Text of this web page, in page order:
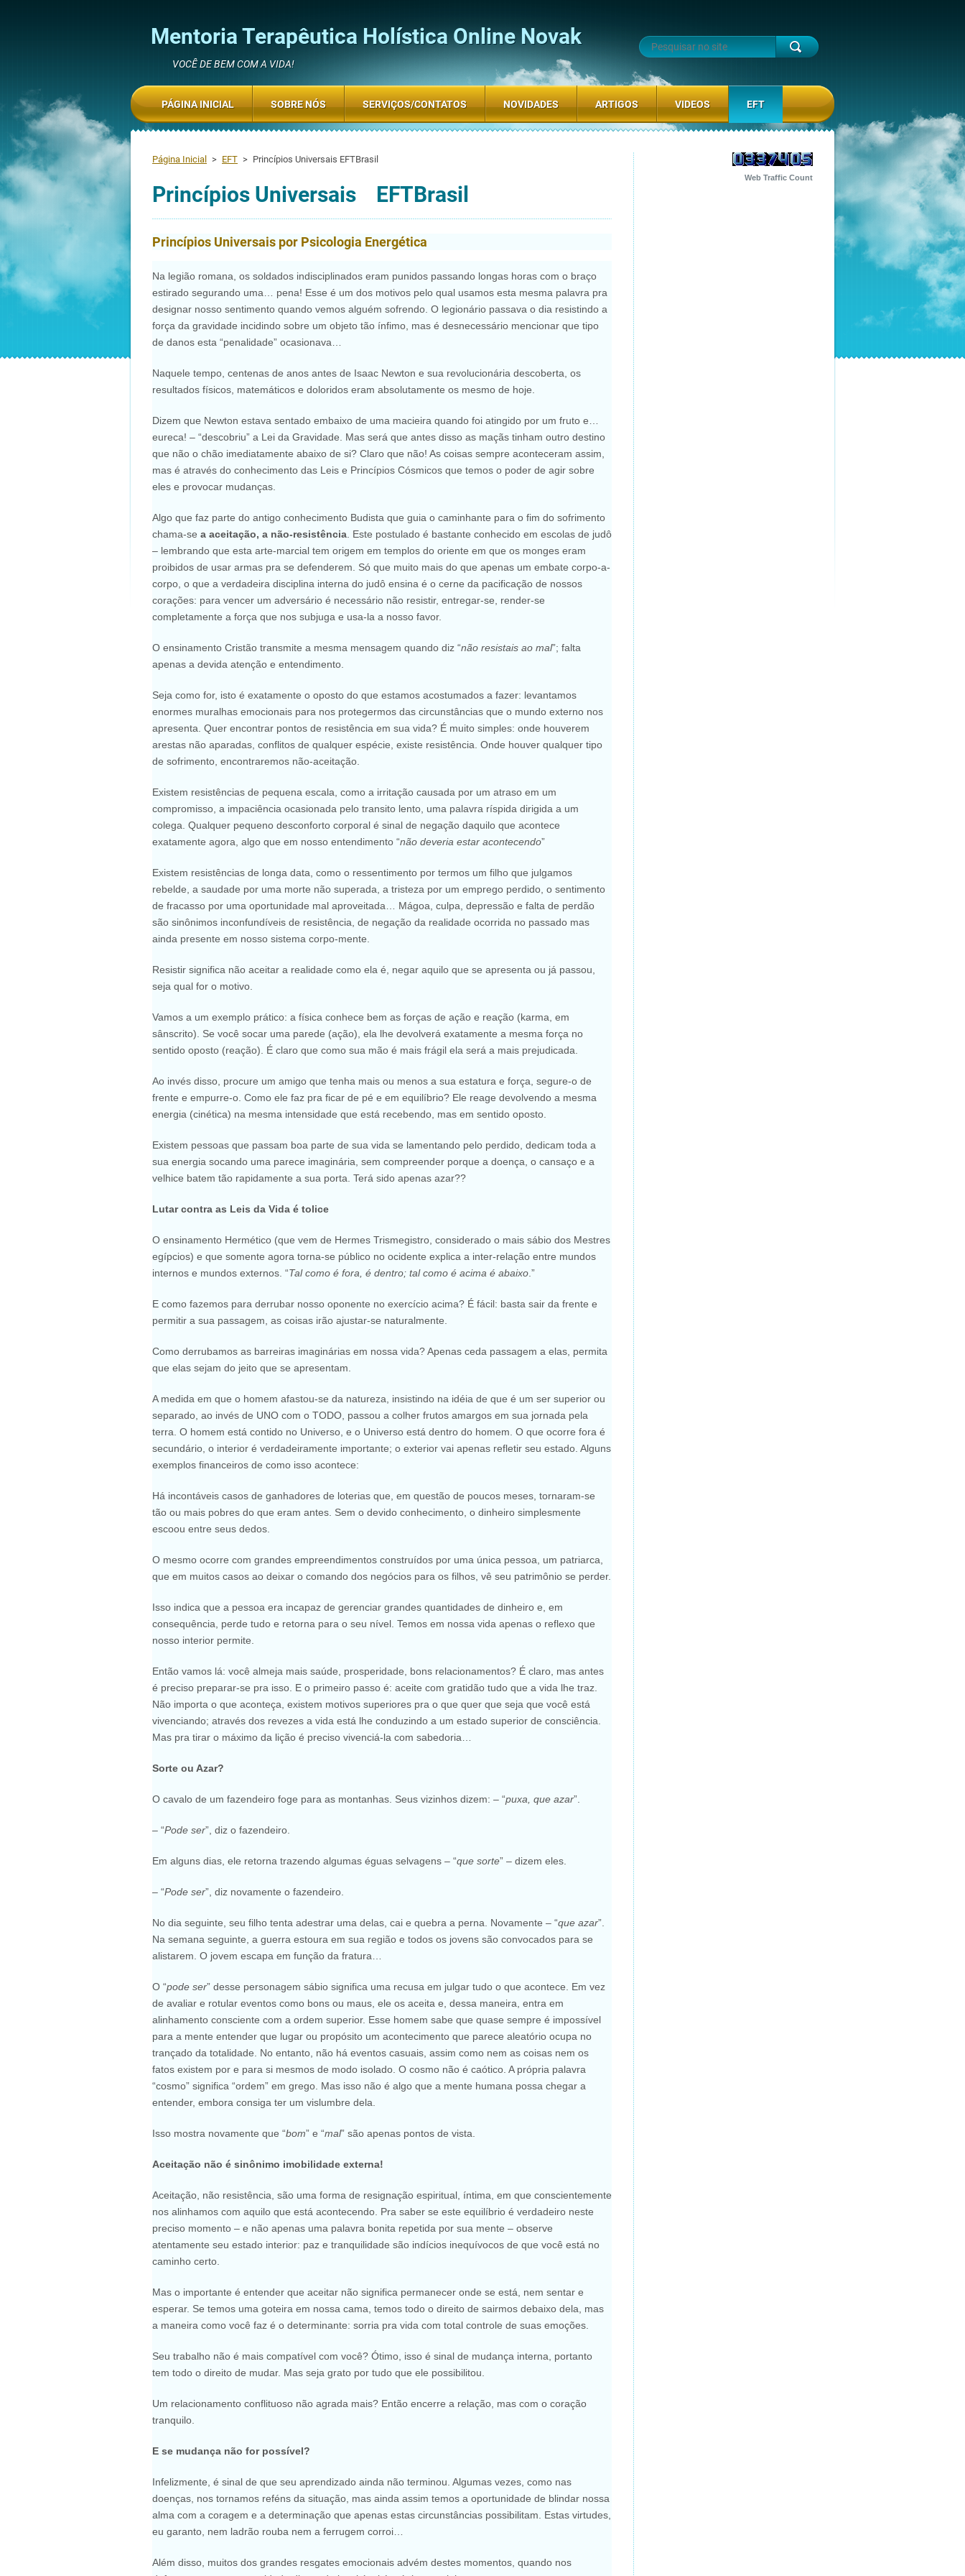
Mentoria Terapêutica Holística Online Novak
VOCÊ DE BEM COM A VIDA!
Página Inicial > EFT > Princípios Universais EFTBrasil
Princípios Universais EFTBrasil
Princípios Universais por Psicologia Energética
Na legião romana, os soldados indisciplinados eram punidos passando longas horas com o braço
estirado segurando uma… pena! Esse é um dos motivos pelo qual usamos esta mesma palavra pra
designar nosso sentimento quando vemos alguém sofrendo. O legionário passava o dia resistindo a
força da gravidade incidindo sobre um objeto tão ínfimo, mas é desnecessário mencionar que tipo
de danos esta “penalidade” ocasionava…
Naquele tempo, centenas de anos antes de Isaac Newton e sua revolucionária descoberta, os
resultados físicos, matemáticos e doloridos eram absolutamente os mesmo de hoje.
Dizem que Newton estava sentado embaixo de uma macieira quando foi atingido por um fruto e…
eureca! – “descobriu” a Lei da Gravidade. Mas será que antes disso as maçãs tinham outro destino
que não o chão imediatamente abaixo de si? Claro que não! As coisas sempre aconteceram assim,
mas é através do conhecimento das Leis e Princípios Cósmicos que temos o poder de agir sobre
eles e provocar mudanças.
Algo que faz parte do antigo conhecimento Budista que guia o caminhante para o fim do sofrimento
chama-se a aceitação, a não-resistência . Este postulado é bastante conhecido em escolas de judô
– lembrando que esta arte-marcial tem origem em templos do oriente em que os monges eram
proibidos de usar armas pra se defenderem. Só que muito mais do que apenas um embate corpo-a-
corpo, o que a verdadeira disciplina interna do judô ensina é o cerne da pacificação de nossos
corações: para vencer um adversário é necessário não resistir, entregar-se, render-se
completamente a força que nos subjuga e usa-la a nosso favor.
O ensinamento Cristão transmite a mesma mensagem quando diz “não resistais ao mal”; falta
apenas a devida atenção e entendimento.
Seja como for, isto é exatamente o oposto do que estamos acostumados a fazer: levantamos
enormes muralhas emocionais para nos protegermos das circunstâncias que o mundo externo nos
apresenta. Quer encontrar pontos de resistência em sua vida? É muito simples: onde houverem
arestas não aparadas, conflitos de qualquer espécie, existe resistência. Onde houver qualquer tipo
de sofrimento, encontraremos não-aceitação.
Existem resistências de pequena escala, como a irritação causada por um atraso em um
compromisso, a impaciência ocasionada pelo transito lento, uma palavra ríspida dirigida a um
colega. Qualquer pequeno desconforto corporal é sinal de negação daquilo que acontece
exatamente agora, algo que em nosso entendimento “não deveria estar acontecendo”
Existem resistências de longa data, como o ressentimento por termos um filho que julgamos
rebelde, a saudade por uma morte não superada, a tristeza por um emprego perdido, o sentimento
de fracasso por uma oportunidade mal aproveitada… Mágoa, culpa, depressão e falta de perdão
são sinônimos inconfundíveis de resistência, de negação da realidade ocorrida no passado mas
ainda presente em nosso sistema corpo-mente.
Resistir significa não aceitar a realidade como ela é, negar aquilo que se apresenta ou já passou,
seja qual for o motivo.
Vamos a um exemplo prático: a física conhece bem as forças de ação e reação (karma, em
sânscrito). Se você socar uma parede (ação), ela lhe devolverá exatamente a mesma força no
sentido oposto (reação). É claro que como sua mão é mais frágil ela será a mais prejudicada.
Ao invés disso, procure um amigo que tenha mais ou menos a sua estatura e força, segure-o de
frente e empurre-o. Como ele faz pra ficar de pé e em equilíbrio? Ele reage devolvendo a mesma
energia (cinética) na mesma intensidade que está recebendo, mas em sentido oposto.
Existem pessoas que passam boa parte de sua vida se lamentando pelo perdido, dedicam toda a
sua energia socando uma parece imaginária, sem compreender porque a doença, o cansaço e a
velhice batem tão rapidamente a sua porta. Terá sido apenas azar??
Lutar contra as Leis da Vida é tolice
O ensinamento Hermético (que vem de Hermes Trismegistro, considerado o mais sábio dos Mestres
egípcios) e que somente agora torna-se público no ocidente explica a inter-relação entre mundos
internos e mundos externos. “Tal como é fora, é dentro; tal como é acima é abaixo .”
E como fazemos para derrubar nosso oponente no exercício acima? É fácil: basta sair da frente e
permitir a sua passagem, as coisas irão ajustar-se naturalmente.
Como derrubamos as barreiras imaginárias em nossa vida? Apenas ceda passagem a elas, permita
que elas sejam do jeito que se apresentam.
A medida em que o homem afastou-se da natureza, insistindo na idéia de que é um ser superior ou
separado, ao invés de UNO com o TODO, passou a colher frutos amargos em sua jornada pela
terra. O homem está contido no Universo, e o Universo está dentro do homem. O que ocorre fora é
secundário, o interior é verdadeiramente importante; o exterior vai apenas refletir seu estado. Alguns
exemplos financeiros de como isso acontece:
Há incontáveis casos de ganhadores de loterias que, em questão de poucos meses, tornaram-se
tão ou mais pobres do que eram antes. Sem o devido conhecimento, o dinheiro simplesmente
escoou entre seus dedos.
O mesmo ocorre com grandes empreendimentos construídos por uma única pessoa, um patriarca,
que em muitos casos ao deixar o comando dos negócios para os filhos, vê seu patrimônio se perder.
Isso indica que a pessoa era incapaz de gerenciar grandes quantidades de dinheiro e, em
consequência, perde tudo e retorna para o seu nível. Temos em nossa vida apenas o reflexo que
nosso interior permite.
Então vamos lá: você almeja mais saúde, prosperidade, bons relacionamentos? É claro, mas antes
é preciso preparar-se pra isso. E o primeiro passo é: aceite com gratidão tudo que a vida lhe traz.
Não importa o que aconteça, existem motivos superiores pra o que quer que seja que você está
vivenciando; através dos revezes a vida está lhe conduzindo a um estado superior de consciência.
Mas pra tirar o máximo da lição é preciso vivenciá-la com sabedoria…
Sorte ou Azar?
O cavalo de um fazendeiro foge para as montanhas. Seus vizinhos dizem: – “puxa, que azar”.
– “Pode ser”, diz o fazendeiro.
Em alguns dias, ele retorna trazendo algumas éguas selvagens – “que sorte” – dizem eles.
– “Pode ser”, diz novamente o fazendeiro.
No dia seguinte, seu filho tenta adestrar uma delas, cai e quebra a perna. Novamente – “que azar”.
Na semana seguinte, a guerra estoura em sua região e todos os jovens são convocados para se
alistarem. O jovem escapa em função da fratura…
O “pode ser” desse personagem sábio significa uma recusa em julgar tudo o que acontece. Em vez
de avaliar e rotular eventos como bons ou maus, ele os aceita e, dessa maneira, entra em
alinhamento consciente com a ordem superior. Esse homem sabe que quase sempre é impossível
para a mente entender que lugar ou propósito um acontecimento que parece aleatório ocupa no
trançado da totalidade. No entanto, não há eventos casuais, assim como nem as coisas nem os
fatos existem por e para si mesmos de modo isolado. O cosmo não é caótico. A própria palavra
“cosmo” significa “ordem” em grego. Mas isso não é algo que a mente humana possa chegar a
entender, embora consiga ter um vislumbre dela.
Isso mostra novamente que “bom” e “mal” são apenas pontos de vista.
Aceitação não é sinônimo imobilidade externa!
Aceitação, não resistência, são uma forma de resignação espiritual, íntima, em que conscientemente
nos alinhamos com aquilo que está acontecendo. Pra saber se este equilíbrio é verdadeiro neste
preciso momento – e não apenas uma palavra bonita repetida por sua mente – observe
atentamente seu estado interior: paz e tranquilidade são indícios inequívocos de que você está no
caminho certo.
Mas o importante é entender que aceitar não significa permanecer onde se está, nem sentar e
esperar. Se temos uma goteira em nossa cama, temos todo o direito de sairmos debaixo dela, mas
a maneira como você faz é o determinante: sorria pra vida com total controle de suas emoções.
Seu trabalho não é mais compatível com você? Ótimo, isso é sinal de mudança interna, portanto
tem todo o direito de mudar. Mas seja grato por tudo que ele possibilitou.
Um relacionamento conflituoso não agrada mais? Então encerre a relação, mas com o coração
tranquilo.
E se mudança não for possível?
Infelizmente, é sinal de que seu aprendizado ainda não terminou. Algumas vezes, como nas
doenças, nos tornamos reféns da situação, mas ainda assim temos a oportunidade de blindar nossa
alma com a coragem e a determinação que apenas estas circunstâncias possibilitam. Estas virtudes,
eu garanto, nem ladrão rouba nem a ferrugem corroi…
Além disso, muitos dos grandes resgates emocionais advém destes momentos, quando nos
Web Traffic Count
PÁGINA INICIAL SOBRE NÓS SERVIÇOS/CONTATOS NOVIDADES ARTIGOS VIDEOS EFT